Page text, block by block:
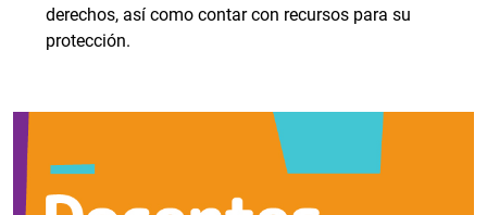
derechos, así como contar con recursos para su
protección.